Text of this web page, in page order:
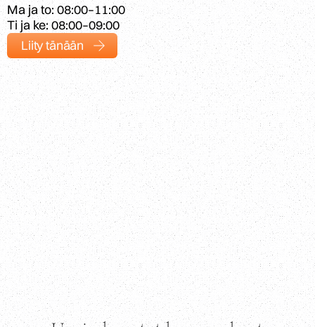
Ma ja to: 08:00–11:00
Ti ja ke: 08:00–09:00
Liity tänään